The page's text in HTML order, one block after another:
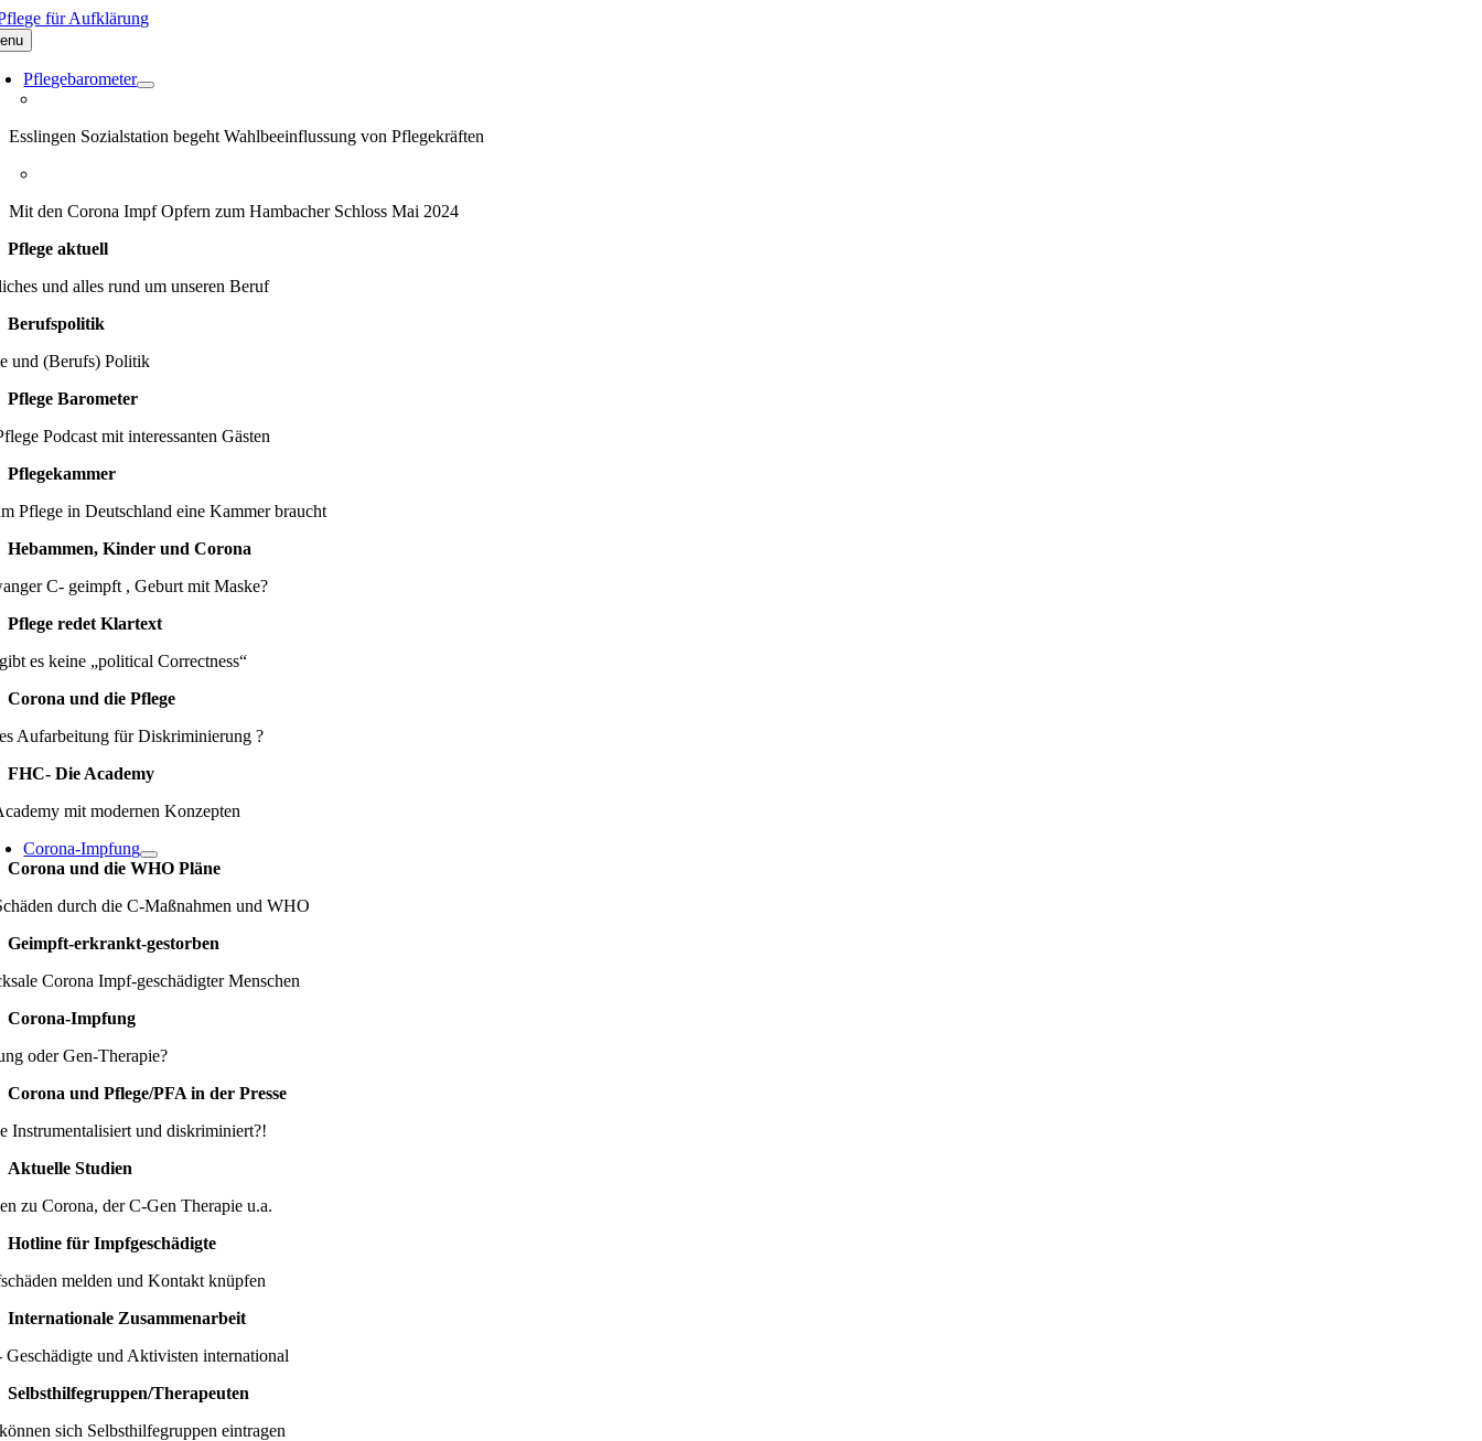
Zum
Inhalt
springen
Pflegebarometer
Esslingen Sozialstation begeht Wahlbeeinflussung von Pflegekräften
Mit den Corona Impf Opfern zum Hambacher Schloss Mai 2024
Pflege aktuell
und alles rund um unseren Beruf
Berufspolitik
und (Berufs) Politik
Pflege Barometer
Podcast mit interessanten Gästen
Pflegekammer
Pflege in Deutschland eine Kammer braucht
Hebammen, Kinder und Corona
C- geimpft , Geburt mit Maske?
Pflege redet Klartext
es keine „political Correctness“
Corona und die Pflege
Aufarbeitung für Diskriminierung ?
FHC- Die Academy
mit modernen Konzepten
Corona-Impfung
Corona und die WHO Pläne
durch die C-Maßnahmen und WHO
Geimpft-erkrankt-gestorben
Corona Impf-geschädigter Menschen
Corona-Impfung
oder Gen-Therapie?
Corona und Pflege/PFA in der Presse
Instrumentalisiert und diskriminiert?!
Aktuelle Studien
zu Corona, der C-Gen Therapie u.a.
Hotline für Impfgeschädigte
melden und Kontakt knüpfen
Internationale Zusammenarbeit
Geschädigte und Aktivisten international
Selbsthilfegruppen/Therapeuten
sich Selbsthilfegruppen eintragen